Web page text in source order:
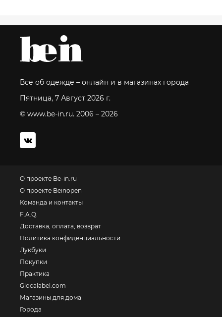
Все об одежде – онлайн и в магазинах города
Пятница, 7 Август 2026 г.
© www.be-in.ru. 2006 – 2026
О проекте Be-in.ru
О проекте Beinopen
Команда и контакты
F.A.Q.
Доставка, оплата, возврат
Политика конфиденциальности
Лукбуки
Покупки
Практика
Glocalabel.com
Магазины для дома
Города